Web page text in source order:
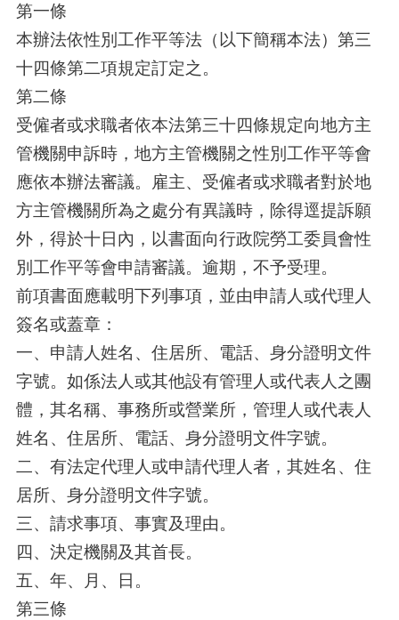
第一條
本辦法依性別工作平等法（以下簡稱本法）第三
十四條第二項規定訂定之。
第二條
受僱者或求職者依本法第三十四條規定向地方主
管機關申訴時，地方主管機關之性別工作平等會
應依本辦法審議。雇主、受僱者或求職者對於地
方主管機關所為之處分有異議時，除得逕提訴願
外，得於十日內，以書面向行政院勞工委員會性
別工作平等會申請審議。逾期，不予受理。
前項書面應載明下列事項，並由申請人或代理人
簽名或蓋章：
一、申請人姓名、住居所、電話、身分證明文件
字號。如係法人或其他設有管理人或代表人之團
體，其名稱、事務所或營業所，管理人或代表人
姓名、住居所、電話、身分證明文件字號。
二、有法定代理人或申請代理人者，其姓名、住
居所、身分證明文件字號。
三、請求事項、事實及理由。
四、決定機關及其首長。
五、年、月、日。
第三條